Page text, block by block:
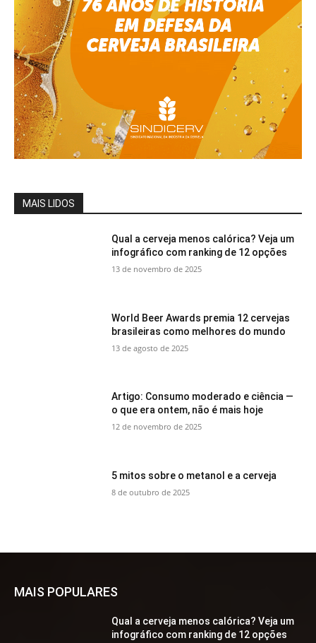
MAIS LIDOS
Qual a cerveja menos calórica? Veja um
infográfico com ranking de 12 opções
13 de novembro de 2025
World Beer Awards premia 12 cervejas
brasileiras como melhores do mundo
13 de agosto de 2025
Artigo: Consumo moderado e ciência —
o que era ontem, não é mais hoje
12 de novembro de 2025
5 mitos sobre o metanol e a cerveja
8 de outubro de 2025
MAIS POPULARES
Qual a cerveja menos calórica? Veja um
infográfico com ranking de 12 opções